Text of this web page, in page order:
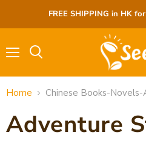
FREE SHIPPING in HK
Home Chinese Books-
Adventure